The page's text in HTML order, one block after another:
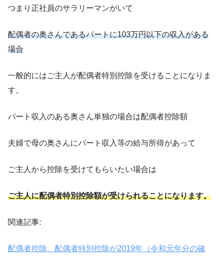
つまり正社員のサラリーマンがいて
配偶者の奥さんであるパートに103万円以下の収入がある
場合
一般的にはご主人が配偶者特別控除を受けることになりま
す。
パート収入のある奥さん単独の場合は配偶者控除額
夫婦で母の奥さんにパート収入等の給与所得があって
ご主人から控除を受けてもらいたい場合は
ご主人に配偶者特別控除額が受けられることになります。
関連記事:
配偶者控除、配偶者特別控除が2019年（令和元年分の確